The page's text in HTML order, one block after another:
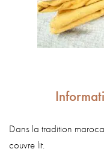
Dans la tradition
couvre lit.